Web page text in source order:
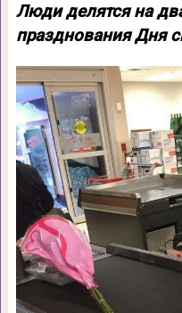
Люди делятся на
празднования Дня